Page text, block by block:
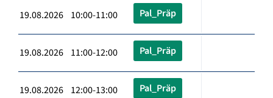
19.08.2026 10:00-11:00 Pal_Präp
19.08.2026 11:00-12:00 Pal_Präp
19.08.2026 12:00-13:00 Pal_Präp